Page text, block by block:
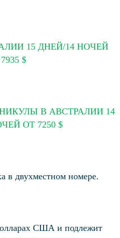
15 ДНЕЙ/14 НОЧЕЙ
$
В АВСТРАЛИИ 14
ОТ 7250 $
в двухместном номере.
США и подлежит